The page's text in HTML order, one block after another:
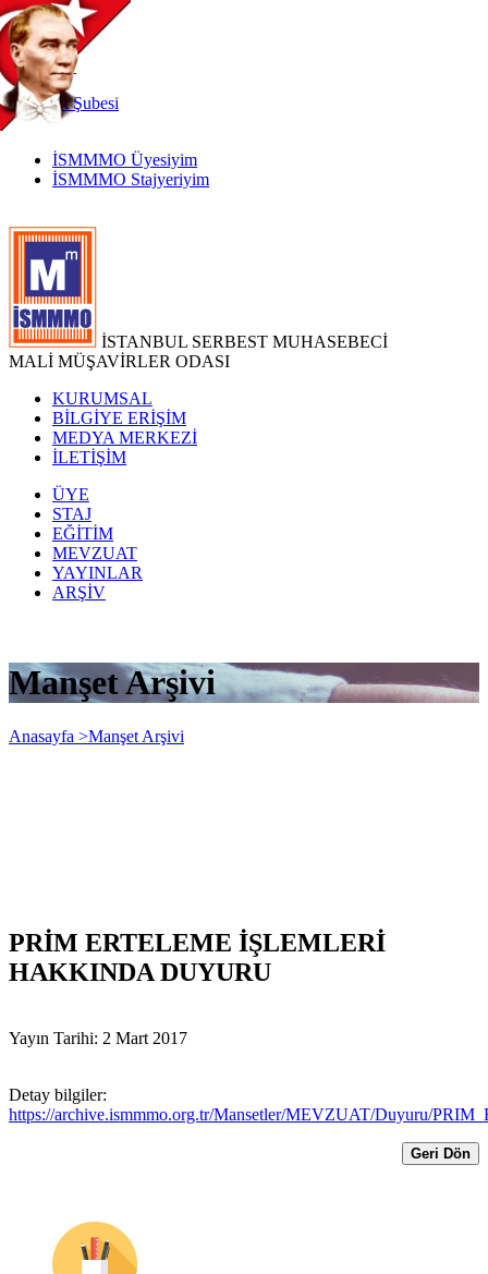
TR
|
EN
İnternetŞubesi
İSMMMO Üyesiyim
İSMMMO Stajyeriyim
İSTANBUL SERBEST MUHASEBECİ
MALİ MÜŞAVİRLER ODASI
KURUMSAL
BİLGİYE ERİŞİM
MEDYA MERKEZİ
İLETİŞİM
ÜYE
STAJ
EĞİTİM
MEVZUAT
YAYINLAR
ARŞİV
Manşet Arşivi
Anasayfa >Manşet Arşivi
PRİM ERTELEME İŞLEMLERİ
HAKKINDA DUYURU
Yayın Tarihi: 2 Mart 2017
Detay bilgiler:
https://archive.ismmmo.org.tr/Mansetler/MEVZUAT/Duyuru/
Geri Dön